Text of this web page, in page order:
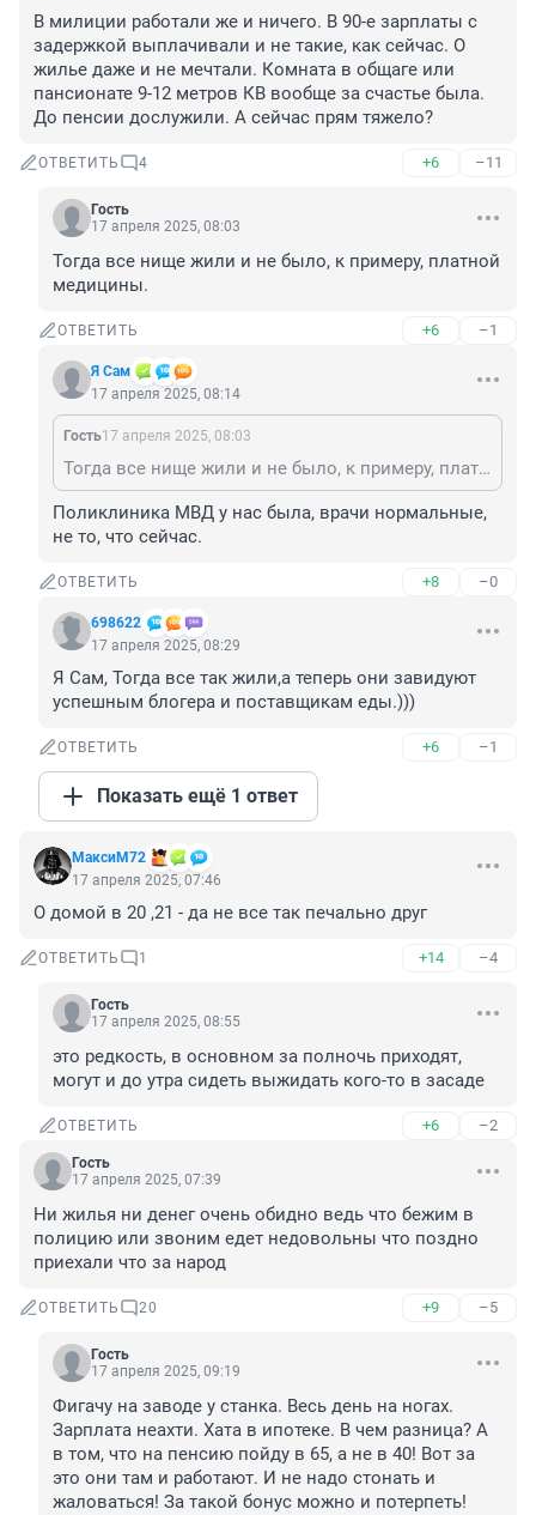
В милиции работали же и ничего. В 90-е зарплаты с
задержкой выплачивали и не такие, как сейчас. О
жилье даже и не мечтали. Комната в общаге или
пансионате 9-12 метров КВ вообще за счастье была.
До пенсии дослужили. А сейчас прям тяжело?
ОТВЕТИТЬ 4 +6 –11
Гость
17 апреля 2025, 08:03
Тогда все нище жили и не было, к примеру, платной
медицины.
ОТВЕТИТЬ +6 –1
Я Сам
17 апреля 2025, 08:14
Гость17 апреля 2025, 08:03
Тогда все нище жили и не было, к примеру, платной медицины.
Поликлиника МВД у нас была, врачи нормальные,
не то, что сейчас.
ОТВЕТИТЬ +8 –0
698622
17 апреля 2025, 08:29
Я Сам, Тогда все так жили,а теперь они завидуют
успешным блогера и поставщикам еды.)))
ОТВЕТИТЬ +6 –1
Показать ещё 1 ответ
МаксиМ72
17 апреля 2025, 07:46
О домой в 20 ,21 - да не все так печально друг
ОТВЕТИТЬ 1 +14 –4
Гость
17 апреля 2025, 08:55
это редкость, в основном за полночь приходят,
могут и до утра сидеть выжидать кого-то в засаде
ОТВЕТИТЬ +6 –2
Гость
17 апреля 2025, 07:39
Ни жилья ни денег очень обидно ведь что бежим в
полицию или звоним едет недовольны что поздно
приехали что за народ
ОТВЕТИТЬ 20 +9 –5
Гость
17 апреля 2025, 09:19
Фигачу на заводе у станка. Весь день на ногах.
Зарплата неахти. Хата в ипотеке. В чем разница? А
в том, что на пенсию пойду в 65, а не в 40! Вот за
это они там и работают. И не надо стонать и
жаловаться! За такой бонус можно и потерпеть!